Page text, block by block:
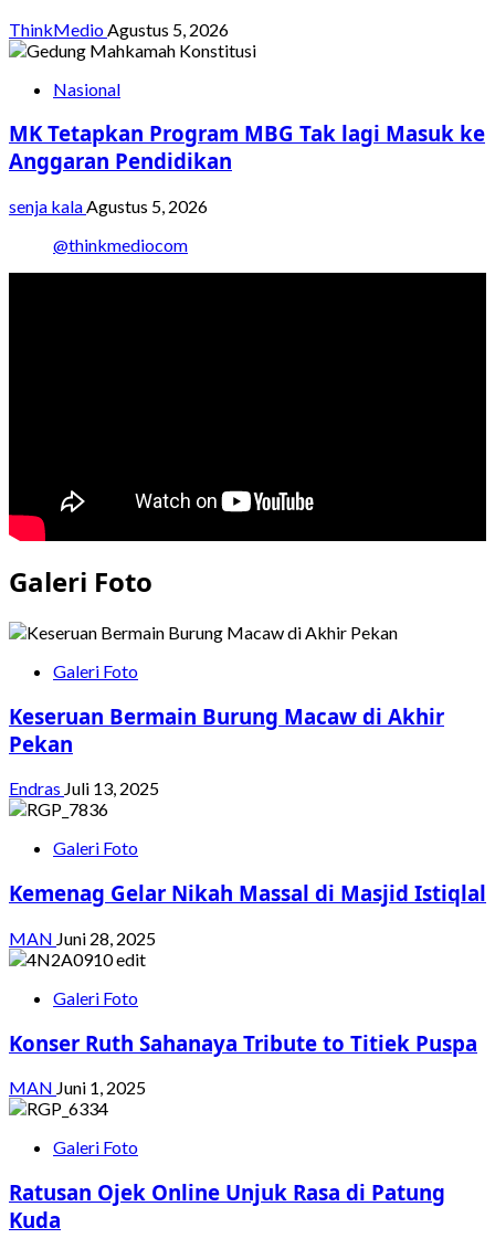
ThinkMedio Agustus 5, 2026
Nasional
MK Tetapkan Program MBG Tak lagi Masuk ke
Anggaran Pendidikan
senja kalaAgustus 5, 2026
@thinkmediocom
Galeri Foto
Galeri Foto
Keseruan Bermain Burung Macaw di Akhir
Pekan
Endras Juli 13, 2025
Galeri Foto
Kemenag Gelar Nikah Massal di Masjid Istiqlal
MAN Juni 28, 2025
Galeri Foto
Konser Ruth Sahanaya Tribute to Titiek Puspa
MAN Juni 1, 2025
Galeri Foto
Ratusan Ojek Online Unjuk Rasa di Patung
Kuda